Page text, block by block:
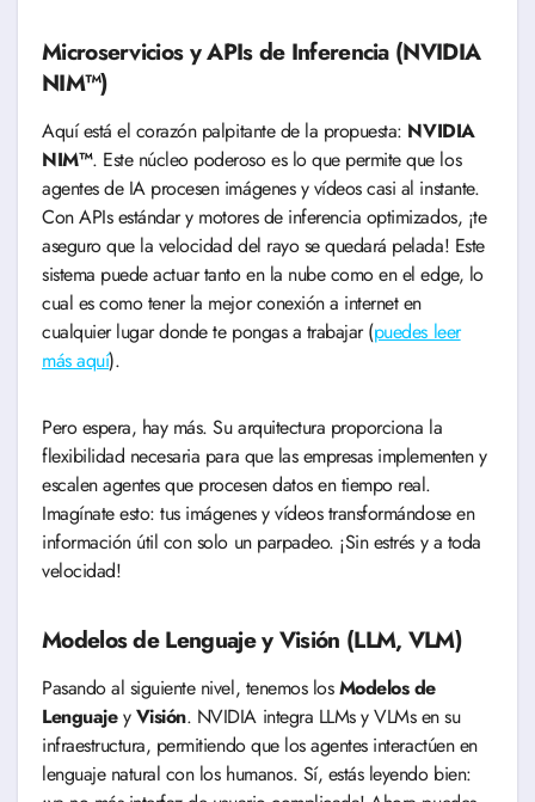
Microservicios y APIs de Inferencia (NVIDIA
NIM™)
Aquí está el corazón palpitante de la propuesta: NVIDIA
NIM™. Este núcleo poderoso es lo que permite que los
agentes de IA procesen imágenes y vídeos casi al instante.
Con APIs estándar y motores de inferencia optimizados, ¡te
aseguro que la velocidad del rayo se quedará pelada! Este
sistema puede actuar tanto en la nube como en el edge, lo
cual es como tener la mejor conexión a internet en
cualquier lugar donde te pongas a trabajar (puedes leer
más aquí).
Pero espera, hay más. Su arquitectura proporciona la
flexibilidad necesaria para que las empresas implementen y
escalen agentes que procesen datos en tiempo real.
Imagínate esto: tus imágenes y vídeos transformándose en
información útil con solo un parpadeo. ¡Sin estrés y a toda
velocidad!
Modelos de Lenguaje y Visión (LLM, VLM)
Pasando al siguiente nivel, tenemos losModelos de
LenguajeyVisión. NVIDIA integra LLMs y VLMs en su
infraestructura, permitiendo que los agentes interactúen en
lenguaje natural con los humanos. Sí, estás leyendo bien: